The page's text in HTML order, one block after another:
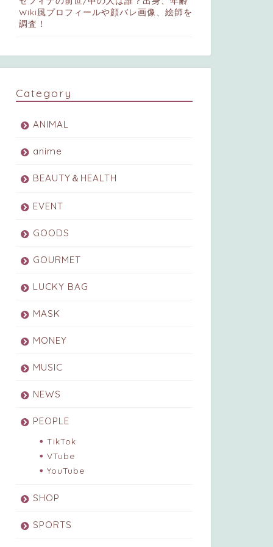
Wiki風プロフィールや顔バレ画像、絵師を
調査！
Category
ANIMAL
anime
BEAUTY＆HEALTH
EVENT
GOODS
GOURMET
LUCKY BAG
MASK
MONEY
MUSIC
NEWS
PEOPLE
TikTok
VTube
YouTube
SHOP
SPORTS